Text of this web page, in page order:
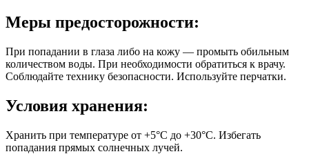
Меры предосторожности:
При попадании в глаза либо на кожу — промыть обильным
количеством воды. При необходимости обратиться к врачу.
Соблюдайте технику безопасности. Используйте перчатки.
Условия хранения:
Хранить при температуре от +5°C до +30°C. Избегать
попадания прямых солнечных лучей.